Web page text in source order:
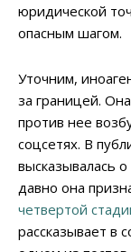
юридической
опасным шагом.
Уточним,
за границей.
против нее
соцсетях. В
высказывалась
давно она
четвертой
рассказывает в